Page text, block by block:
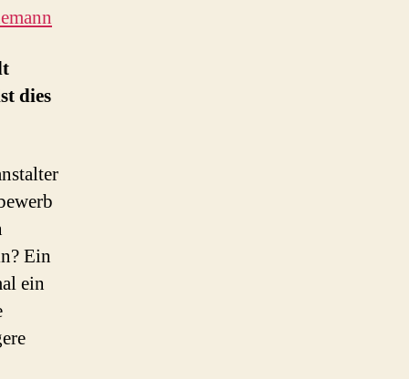
der
dies
Ein
ein